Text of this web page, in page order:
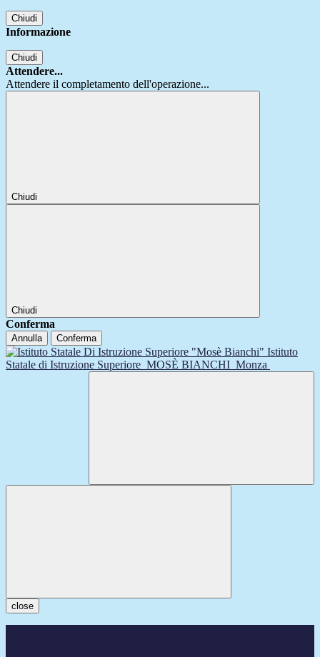
Chiudi
Informazione
Chiudi
Attendere...
Attendere il completamento dell'operazione...
Chiudi
Chiudi
Conferma
Annulla Conferma
Istituto
Statale di Istruzione Superiore MOSÈ BIANCHI Monza
close